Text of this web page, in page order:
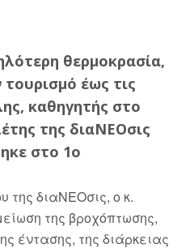
θερμοκρασία,
έως τις
καθηγητής στο
της διαΝΕΟσις
στο 1ο
της διαΝΕΟσις, ο κ.
της βροχόπτωσης,
έντασης, της διάρκειας